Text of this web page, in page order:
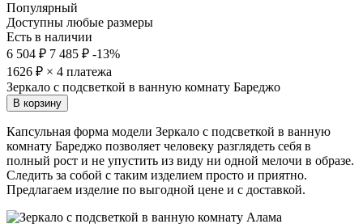
Популярный
Доступны любые размеры
Есть в наличии
6 504 ₽ 7 485 ₽ -13%
1626 ₽ × 4 платежа
Зеркало с подсветкой в ванную комнату Бареджо
В корзину
Капсульная форма модели Зеркало с подсветкой в ванную
комнату Бареджо позволяет человеку разглядеть себя в
полный рост и не упустить из виду ни одной мелочи в образе.
Следить за собой с таким изделием просто и приятно.
Предлагаем изделие по выгодной цене и с доставкой.